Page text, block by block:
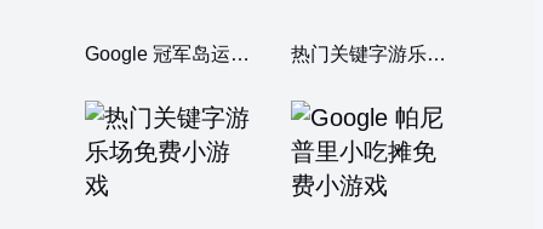
Google 冠军岛运动会 热门关键字游乐场 - 巴黎